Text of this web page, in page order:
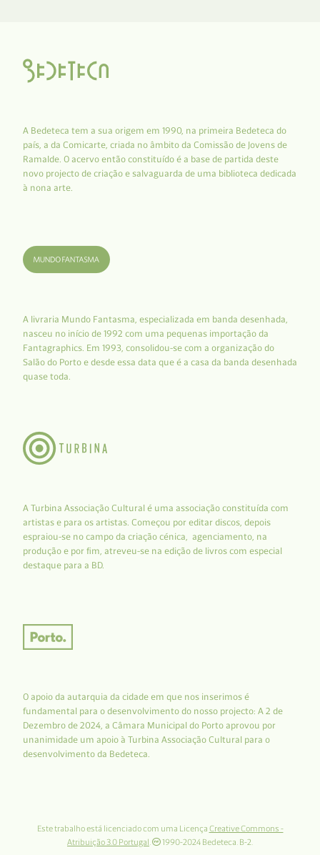
A Bedeteca tem a sua origem em 1990, na primeira Bedeteca do
país, a da Comicarte, criada no âmbito da Comissão de Jovens de
Ramalde. O acervo então constituído é a base de partida deste
novo projecto de criação e salvaguarda de uma biblioteca dedicada
à nona arte.
A livraria Mundo Fantasma, especializada em banda desenhada,
nasceu no início de 1992 com uma pequenas importação da
Fantagraphics. Em 1993, consolidou-se com a organização do
Salão do Porto e desde essa data que é a casa da banda desenhada
quase toda.
A Turbina Associação Cultural é uma associação constituída com
artistas e para os artistas. Começou por editar discos, depois
espraiou-se no campo da criação cénica, agenciamento, na
produção e por fim, atreveu-se na edição de livros com especial
destaque para a BD.
O apoio da autarquia da cidade em que nos inserimos é
fundamental para o desenvolvimento do nosso projecto: A 2 de
Dezembro de 2024, a Câmara Municipal do Porto aprovou por
unanimidade um apoio à Turbina Associação Cultural para o
desenvolvimento da Bedeteca.
Este trabalho está licenciado com uma Licença Creative Commons -
Atribuição 3.0 Portugal
1990-2024 Bedeteca. B-2.